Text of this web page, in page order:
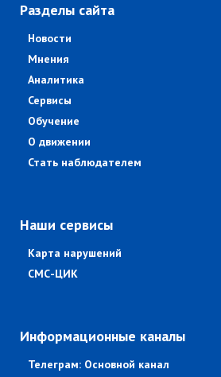
Разделы сайта
Новости
Мнения
Аналитика
Сервисы
Обучение
О движении
Стать наблюдателем
Наши сервисы
Карта нарушений
СМС-ЦИК
Информационные каналы
Телеграм: Основной канал